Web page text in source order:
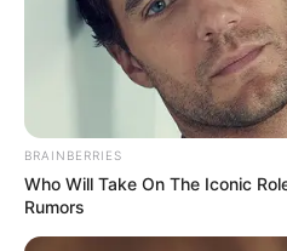
BRAINBERRIES
Who Will Take On The Iconic
Rumors